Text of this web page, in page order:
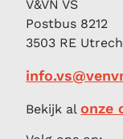
V&VN VS
Postbus 8212
3503 RE
Bekijk alonze